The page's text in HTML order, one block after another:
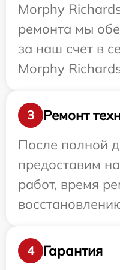
Morphy
ремонта мы
за наш счет в
Morphy
3
Ремонт
После полной
предоставим
работ, время
4
Гарантия